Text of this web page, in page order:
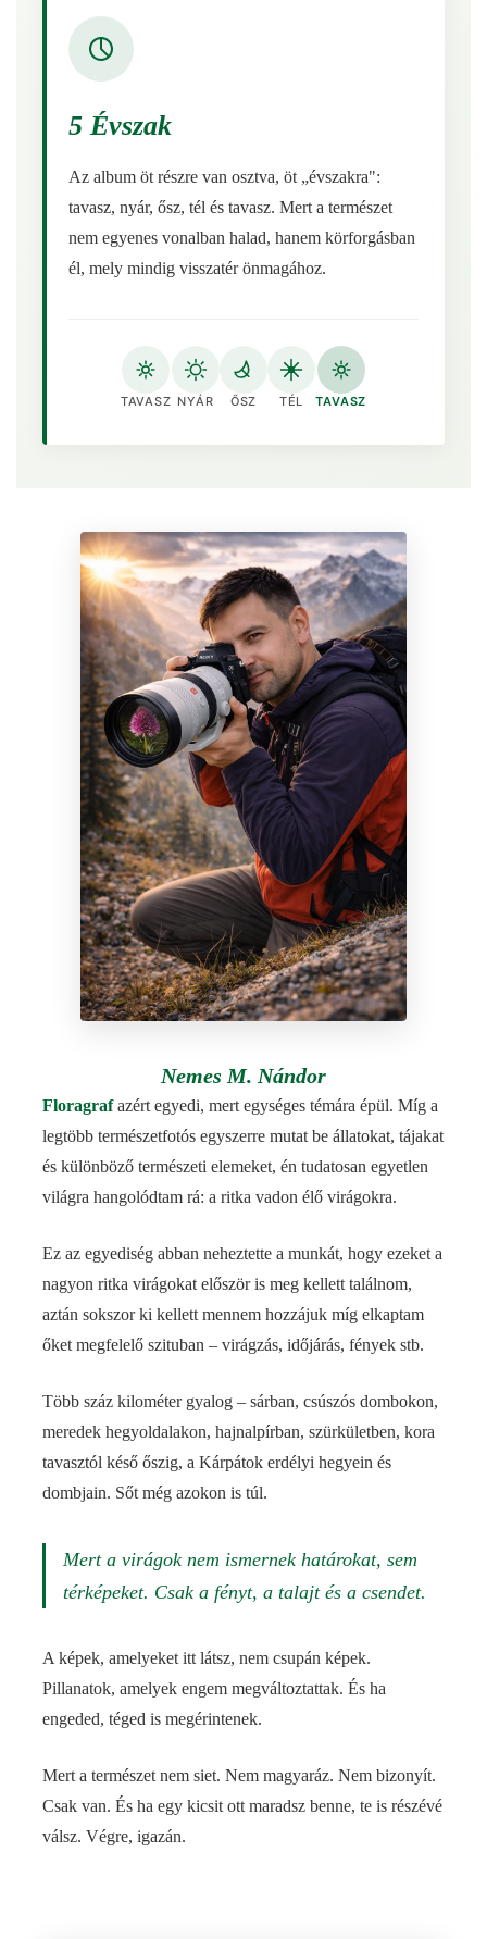
5 Évszak
Az album öt részre van osztva, öt „évszakra":
tavasz, nyár, ősz, tél és tavasz. Mert a természet
nem egyenes vonalban halad, hanem körforgásban
él, mely mindig visszatér önmagához.
TAVASZ NYÁR ŐSZ TÉL TAVASZ
Nemes M. Nándor
Floragrafazért egyedi, mert egységes témára épül. Míg a
legtöbb természetfotós egyszerre mutat be állatokat, tájakat
és különböző természeti elemeket, én tudatosan egyetlen
világra hangolódtam rá: a ritka vadon élő virágokra.
Ez az egyediség abban neheztette a munkát, hogy ezeket a
nagyon ritka virágokat először is meg kellett találnom,
aztán sokszor ki kellett mennem hozzájuk míg elkaptam
őket megfelelő szituban – virágzás, időjárás, fények stb.
Több száz kilométer gyalog – sárban, csúszós dombokon,
meredek hegyoldalakon, hajnalpírban, szürkületben, kora
tavasztól késő őszig, a Kárpátok erdélyi hegyein és
dombjain. Sőt még azokon is túl.
Mert a virágok nem ismernek határokat, sem
térképeket. Csak a fényt, a talajt és a csendet.
A képek, amelyeket itt látsz, nem csupán képek.
Pillanatok, amelyek engem megváltoztattak. És ha
engeded, téged is megérintenek.
Mert a természet nem siet. Nem magyaráz. Nem bizonyít.
Csak van. És ha egy kicsit ott maradsz benne, te is részévé
válsz. Végre, igazán.